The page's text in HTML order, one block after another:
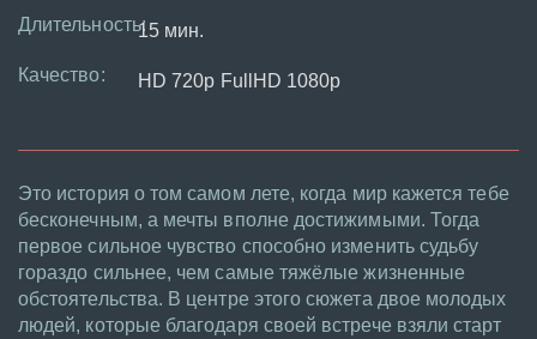
Длительность:15 мин.
Качество: HD 720p FullHD 1080p
Это история о том самом лете, когда мир кажется тебе
бесконечным, а мечты вполне достижимыми. Тогда
первое сильное чувство способно изменить судьбу
гораздо сильнее, чем самые тяжёлые жизненные
обстоятельства. В центре этого сюжета двое молодых
людей, которые благодаря своей встрече взяли старт